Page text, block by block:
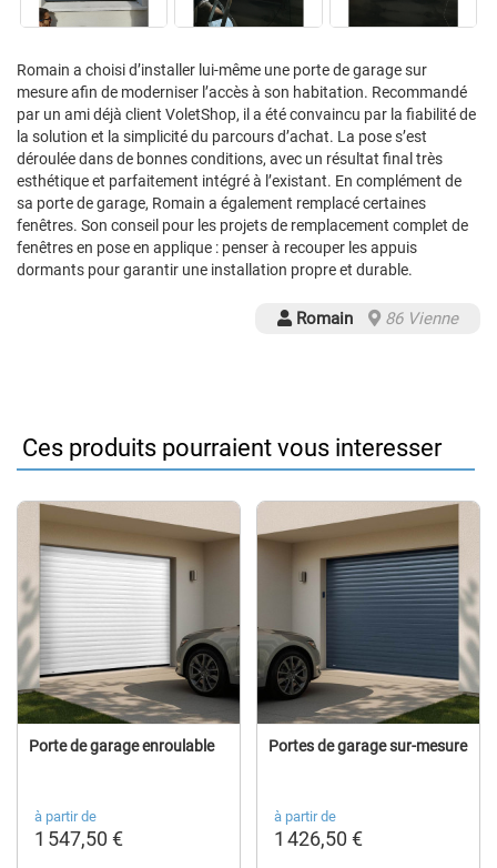
Romain a choisi d’installer lui-même une porte de garage sur
mesure afin de moderniser l’accès à son habitation. Recommandé
par un ami déjà client VoletShop, il a été convaincu par la fiabilité de
la solution et la simplicité du parcours d’achat. La pose s’est
déroulée dans de bonnes conditions, avec un résultat final très
esthétique et parfaitement intégré à l’existant. En complément de
sa porte de garage, Romain a également remplacé certaines
fenêtres. Son conseil pour les projets de remplacement complet de
fenêtres en pose en applique : penser à recouper les appuis
dormants pour garantir une installation propre et durable.
Romain 86 Vienne
Ces produits pourraient vous interesser
Porte de garage enroulable
à partir de
1 547,50 €
Portes de garage sur-mesure
à partir de
1 426,50 €